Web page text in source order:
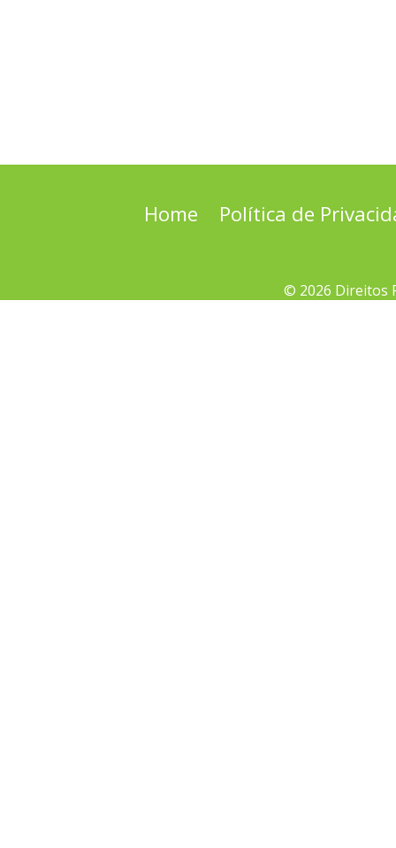
Home Política de
© 2026 Direitos